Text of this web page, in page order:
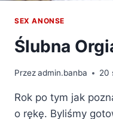
SEX ANONSE
Ślubna
Przezadmin.banba 20
Rok po tym jak
o rękę. Byliśmy